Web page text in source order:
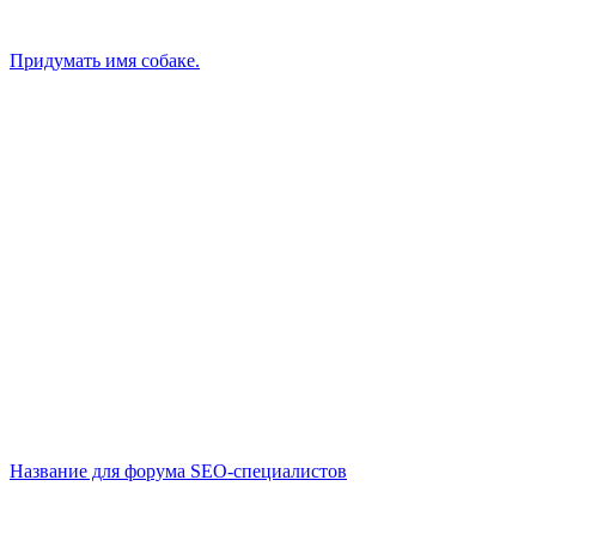
Придумать имя собаке.
Название для форума SEO-специалистов